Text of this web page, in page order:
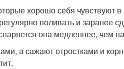
хорошо себя чувствуют в
поливать и заранее
она медленнее, чем
а сажают отростками и